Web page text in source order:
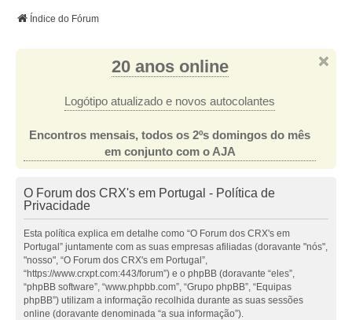
Índice do Fórum
20 anos online
Logótipo atualizado e novos autocolantes
Encontros mensais, todos os 2ºs domingos do mês
em conjunto com o AJA
O Forum dos CRX's em Portugal - Política de
Privacidade
Esta política explica em detalhe como “O Forum dos CRX's em
Portugal” juntamente com as suas empresas afiliadas (doravante "nós",
"nosso", “O Forum dos CRX's em Portugal”,
“https://www.crxpt.com:443/forum”) e o phpBB (doravante “eles”,
“phpBB software”, “www.phpbb.com”, “Grupo phpBB”, “Equipas
phpBB”) utilizam a informação recolhida durante as suas sessões
online (doravante denominada “a sua informação”).